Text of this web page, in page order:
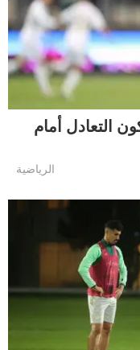
التعادل أمام
الرياضية